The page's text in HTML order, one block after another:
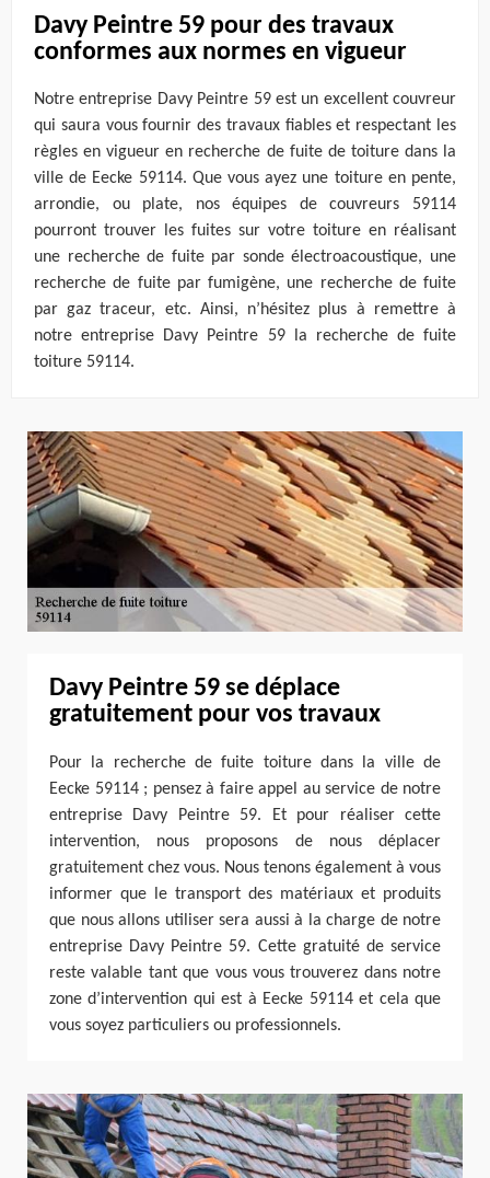
Davy Peintre 59 pour des travaux
conformes aux normes en vigueur
Notre entreprise Davy Peintre 59 est un excellent couvreur
qui saura vous fournir des travaux fiables et respectant les
règles en vigueur en recherche de fuite de toiture dans la
ville de Eecke 59114. Que vous ayez une toiture en pente,
arrondie, ou plate, nos équipes de couvreurs 59114
pourront trouver les fuites sur votre toiture en réalisant
une recherche de fuite par sonde électroacoustique, une
recherche de fuite par fumigène, une recherche de fuite
par gaz traceur, etc. Ainsi, n’hésitez plus à remettre à
notre entreprise Davy Peintre 59 la recherche de fuite
toiture 59114.
Davy Peintre 59 se déplace
gratuitement pour vos travaux
Pour la recherche de fuite toiture dans la ville de
Eecke 59114 ; pensez à faire appel au service de notre
entreprise Davy Peintre 59. Et pour réaliser cette
intervention, nous proposons de nous déplacer
gratuitement chez vous. Nous tenons également à vous
informer que le transport des matériaux et produits
que nous allons utiliser sera aussi à la charge de notre
entreprise Davy Peintre 59. Cette gratuité de service
reste valable tant que vous vous trouverez dans notre
zone d’intervention qui est à Eecke 59114 et cela que
vous soyez particuliers ou professionnels.